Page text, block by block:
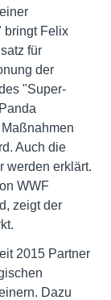
bringt Felix
für
der
"Super-
Auch die
werden erklärt.
WWF
zeigt der
2015 Partner
Dazu